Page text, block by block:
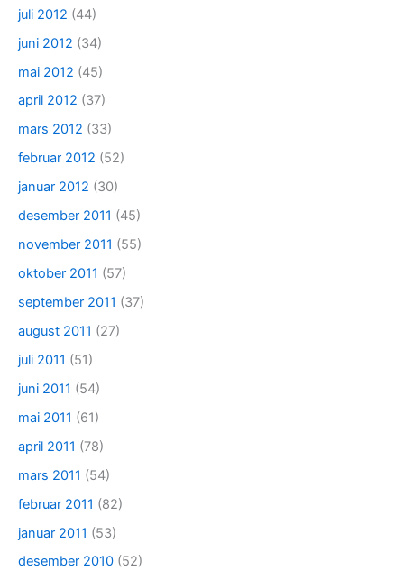
juli 2012 (44)
juni 2012 (34)
mai 2012 (45)
april 2012 (37)
mars 2012 (33)
februar 2012 (52)
januar 2012 (30)
desember 2011 (45)
november 2011 (55)
oktober 2011 (57)
september 2011 (37)
august 2011 (27)
juli 2011 (51)
juni 2011 (54)
mai 2011 (61)
april 2011 (78)
mars 2011 (54)
februar 2011 (82)
januar 2011 (53)
desember 2010 (52)